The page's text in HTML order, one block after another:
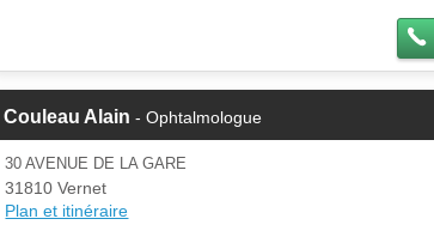
Couleau Alain - Ophtalmologue
30 AVENUE DE LA GARE
31810 Vernet
Plan et itinéraire